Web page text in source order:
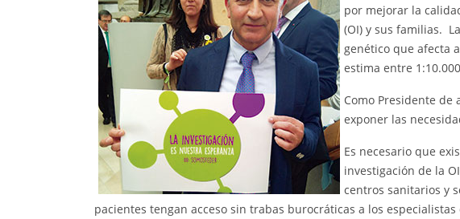
por mejorar la
(OI) y sus familias.
genético que afecta
estima entre
Como Presidente de
exponer las
Es necesario que
investigación de la
centros sanitarios y
pacientes tengan acceso sin trabas burocráticas a los